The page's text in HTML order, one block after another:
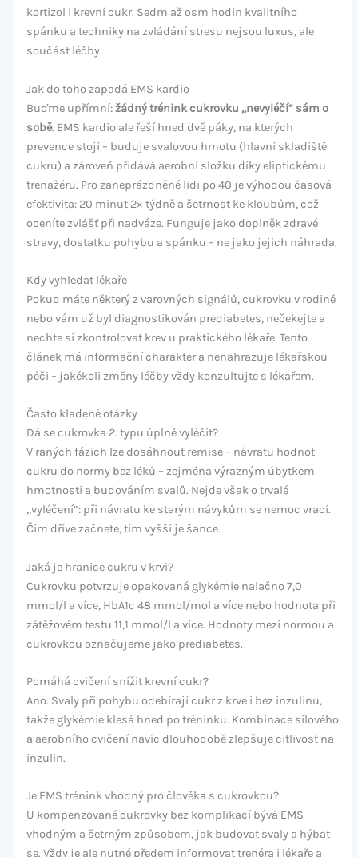
kortizol i krevní cukr. Sedm až osm hodin kvalitního
spánku a techniky na zvládání stresu nejsou luxus, ale
součást léčby.
Jak do toho zapadá EMS kardio
Buďme upřímní:žádný trénink cukrovku „nevyléčí“ sám o
sobě. EMS kardio ale řeší hned dvě páky, na kterých
prevence stojí – buduje svalovou hmotu (hlavní skladiště
cukru) a zároveň přidává aerobní složku díky eliptickému
trenažéru. Pro zaneprázdněné lidi po 40 je výhodou časová
efektivita: 20 minut 2× týdně a šetrnost ke kloubům, což
oceníte zvlášť při nadváze. Funguje jako doplněk zdravé
stravy, dostatku pohybu a spánku – ne jako jejich náhrada.
Kdy vyhledat lékaře
Pokud máte některý z varovných signálů, cukrovku v rodině
nebo vám už byl diagnostikován prediabetes, nečekejte a
nechte si zkontrolovat krev u praktického lékaře. Tento
článek má informační charakter a nenahrazuje lékařskou
péči – jakékoli změny léčby vždy konzultujte s lékařem.
Často kladené otázky
Dá se cukrovka 2. typu úplně vyléčit?
V raných fázích lze dosáhnout remise – návratu hodnot
cukru do normy bez léků – zejména výrazným úbytkem
hmotnosti a budováním svalů. Nejde však o trvalé
„vyléčení“: při návratu ke starým návykům se nemoc vrací.
Čím dříve začnete, tím vyšší je šance.
Jaká je hranice cukru v krvi?
Cukrovku potvrzuje opakovaná glykémie nalačno 7,0
mmol/l a více, HbA1c 48 mmol/mol a více nebo hodnota při
zátěžovém testu 11,1 mmol/l a více. Hodnoty mezi normou a
cukrovkou označujeme jako prediabetes.
Pomáhá cvičení snížit krevní cukr?
Ano. Svaly při pohybu odebírají cukr z krve i bez inzulinu,
takže glykémie klesá hned po tréninku. Kombinace silového
a aerobního cvičení navíc dlouhodobě zlepšuje citlivost na
inzulin.
Je EMS trénink vhodný pro člověka s cukrovkou?
U kompenzované cukrovky bez komplikací bývá EMS
vhodným a šetrným způsobem, jak budovat svaly a hýbat
se. Vždy je ale nutné předem informovat trenéra i lékaře a